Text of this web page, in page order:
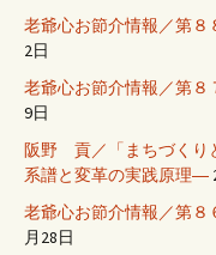
老爺心お節介情報／第８
2日
老爺心お節介情報／第８
9日
阪野 貢／「まちづくり
系譜と変革の実践原理―
老爺心お節介情報／第８
月28日